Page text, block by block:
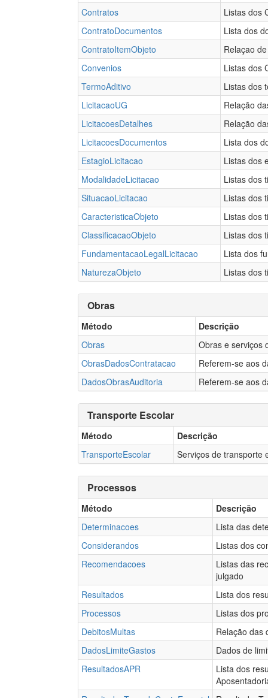
Contratos
Listas dos
ContratoDocumentos
Lista dos
ContratoItemObjeto
Relaçao
Convenios
Listas dos
TermoAditivo
Listas dos
LicitacaoUG
Relação
LicitacoesDetalhes
Relação
LicitacoesDocumentos
Lista dos
EstagioLicitacao
Listas dos
ModalidadeLicitacao
Listas dos
SituacaoLicitacao
Listas dos
CaracteristicaObjeto
Listas dos
ClassificacaoObjeto
Listas dos
FundamentacaoLegalLicitacao
Lista dos
NaturezaObjeto
Listas dos
Obras
Método
Descrição
Obras
Obras e serviços
ObrasDadosContratacao
Referem-se aos
DadosObrasAuditoria
Referem-se aos
Transporte Escolar
Método
Descrição
TransporteEscolar
Serviços de transporte
Processos
Método
Descrição
Determinacoes
Lista das
Considerandos
Listas dos
Recomendacoes
Listas das
julgado
Resultados
Lista dos
Processos
Listas dos
DebitosMultas
Relação das
DadosLimiteGastos
Dados de
ResultadosAPR
Lista dos